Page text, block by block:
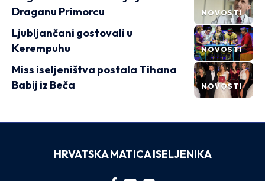
NOVOSTI
Draganu Primorcu
NOVOSTI
Ljubljančani gostovali u
Kerempuhu
NOVOSTI
Miss iseljeništva postala Tihana
Babij iz Beča
HRVATSKA MATICA ISELJENIKA